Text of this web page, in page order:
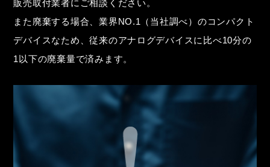
販売取付業者にご相談ください。
また廃棄する場合、業界NO.1（当社調べ）のコンパクト
デバイスなため、従来のアナログデバイスに比べ10分の
1以下の廃棄量で済みます。